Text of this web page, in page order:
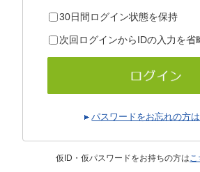
30日間ログイン状態を保持
次回ログインからIDの入力を省
パスワードをお忘れの方
仮ID・仮パスワードをお持ちの方はこ